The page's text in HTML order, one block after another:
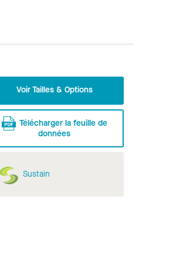
Voir Tailles & Options
Télécharger la feuille de
données
Sustain